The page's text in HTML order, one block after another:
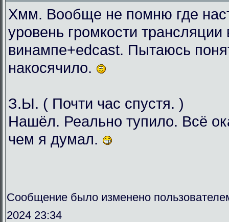
Хмм. Вообще не помню где
уровень громкости трансляции
винампе+edcast. Пытаюсь
накосячило.
З.Ы. ( Почти час спустя. )
Нашёл. Реально тупило. Всё
чем я думал.
Сообщение было изменено
2024 23:34